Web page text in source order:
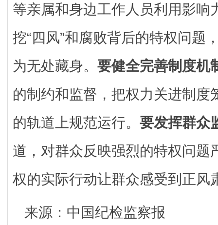
等亲属和身边工作人员利用影响
挖“四风”和腐败背后的特权问题
为无处藏身。 要健全完善制度机
的制约和监督，把权力关进制度
的轨道上规范运行。 要发挥群众
道，对群众反映强烈的特权问题
权的实际行动让群众感受到正风
来源：中国纪检监察报